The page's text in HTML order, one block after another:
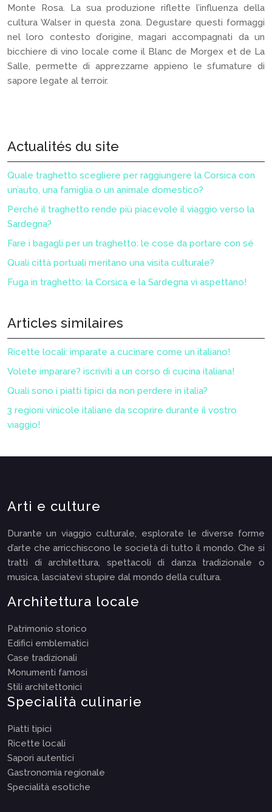
Monte Rosa. La sua produzione riflette l’influenza della
cultura Walser in questa zona. Degustare questi formaggi
nel loro contesto d’origine, magari accompagnati da un
bicchiere di vino locale come il Blanc de Morgex et de La
Salle, permette di apprezzarne appieno le sfumature di
sapore legate al terroir.
Actualités du site
Quale traghetto scegliere per raggiungere la Corsica con
un’auto, una famiglia o un animale domestico?
Perché il traghetto rende più piacevole il viaggio verso la
Sardegna?
Fare i bagagli per un traghetto: le cose da portare con sé
Quali città portuali meritano una visita culturale?
Fuga in traghetto: la Corsica e la Sardegna vi aspettano!
Articles similaires
Ricette locali: imparate a cucinare come un italiano!
Volete imparare? iscriviti a un corso di cucina italiana!
Quali sono i piatti tipici da non perdere in italia?
3 regioni vinicole italiane da scoprire durante il vostro
viaggio!
Arti e culture
Durante un viaggio culturale, esplorate le diverse forme
d’arte che arricchiscono le società di tutto il mondo. Che si
tratti di architettura, spettacoli di danza tradizionale o
musica, lasciatevi stupire dal mondo della cultura.
Architettura locale
Patrimonio storico
Edifici emblematici
Case tradizionali
Monumenti famosi
Stili architettonici
Specialità culinarie
Piatti tipici
Ricette locali
Sapori autentici
Gastronomia regionale
Specialità esotiche